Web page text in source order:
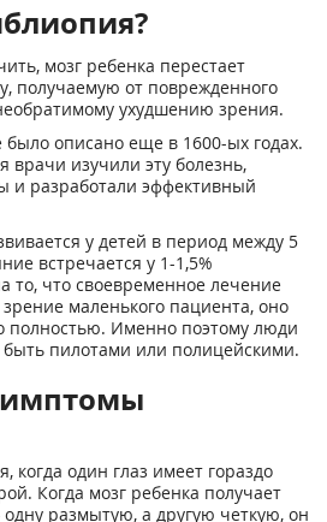
мозг ребенка перестает
получаемую от поврежденного
ухудшению зрения.
было описано еще в 1600-ых годах.
врачи изучили эту болезнь,
и разработали эффективный
у детей в период между 5
встречается у 1-1,5%
то, что своевременное лечение
маленького пациента, оно
полностью. Именно поэтому люди
пилотами или полицейскими.
когда один глаз имеет гораздо
Когда мозг ребенка получает
размытую, а другую четкую, он